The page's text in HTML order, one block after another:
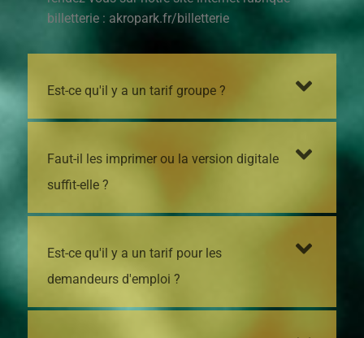
billetterie : akropark.fr/billetterie
Est-ce qu'il y a un tarif groupe ?
Faut-il les imprimer ou la version digitale
suffit-elle ?
Est-ce qu'il y a un tarif pour les
demandeurs d'emploi ?